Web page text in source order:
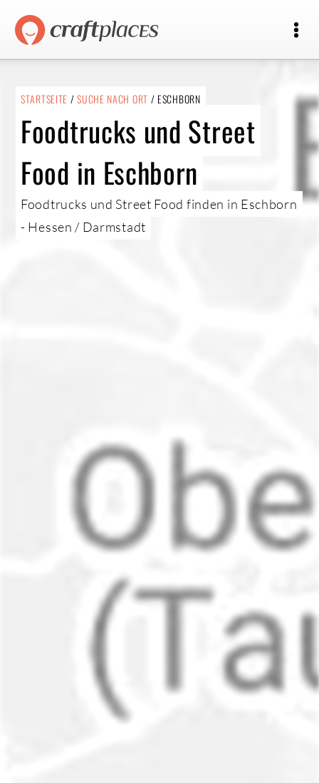
STARTSEITE /SUCHE NACH ORT / ESCHBORN
Foodtrucks und Street
Food in Eschborn
Foodtrucks und Street Food finden in Eschborn
- Hessen / Darmstadt